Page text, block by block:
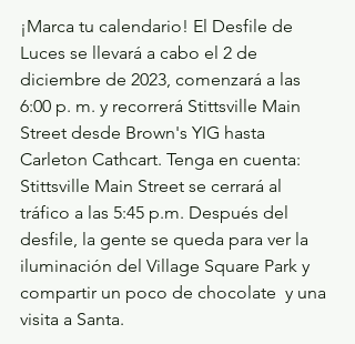
¡Marca tu calendario! El Desfile de
Luces se llevará a cabo el 2 de
diciembre de 2023, comenzará a las
6:00 p. m. y recorrerá Stittsville Main
Street desde Brown's YIG hasta
Carleton Cathcart. Tenga en cuenta:
Stittsville Main Street se cerrará al
tráfico a las 5:45 p.m. Después del
desfile, la gente se queda para ver la
iluminación del Village Square Park y
compartir un poco de chocolate  y una
visita a Santa.